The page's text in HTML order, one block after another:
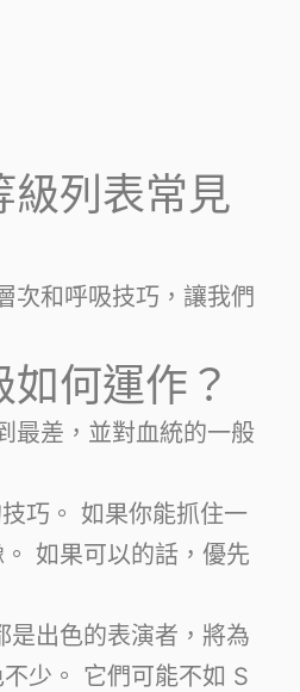
級列表常見
次和呼吸技巧，讓我們
何運作？
最差，並對血統的一般
巧。 如果你能抓住一
如果可以的話，優先
是出色的表演者，將為
少。 它們可能不如 S